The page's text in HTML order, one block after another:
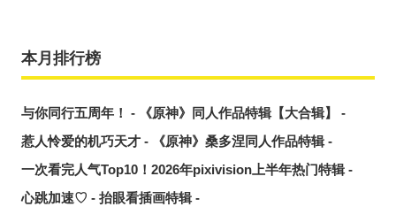
本月排行榜
与你同行五周年！ - 《原神》同人作品特辑【大合辑】 -
惹人怜爱的机巧天才 - 《原神》桑多涅同人作品特辑 -
一次看完人气Top10！2026年pixivision上半年热门特辑 -
心跳加速♡ - 抬眼看插画特辑 -